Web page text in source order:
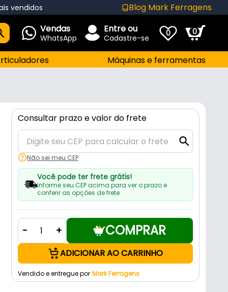
vendidos Blog Mark Ferragens
Vendas
WhatsApp
Entre ou
Cadastre-se 0 0
Máquinas e ferramentas
Consultar prazo e valor do frete
Não sei meu CEP
Você pode ter frete grátis!
Informe seu CEP acima para ver o prazo e
conferir as opções de frete.
- + COMPRAR
ADICIONAR AO CARRINHO
Vendido e entregue por Mark Ferragens